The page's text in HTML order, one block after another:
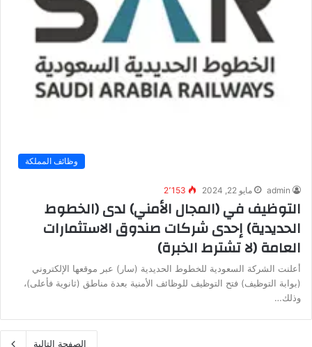
وظائف المملكة
admin مايو 22, 2024 2٬153
التوظيف في (المجال الأمني) لدى (الخطوط
الحديدية) إحدى شركات صندوق الاستثمارات
العامة (لا تشترط الخبرة)
أعلنت الشركة السعودية للخطوط الحديدية (سار) عبر موقعها الإلكتروني
(بوابة التوظيف) فتح التوظيف للوظائف الأمنية بعدة مناطق (ثانوية فأعلى)،
وذلك…
الصفحة التالية